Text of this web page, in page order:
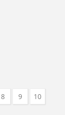
8 9
10